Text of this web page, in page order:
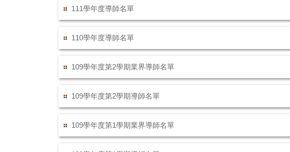
111學年度導師名單
110學年度導師名單
109學年度第2學期業界導師名單
109學年度第2學期導師名單
109學年度第1學期業界導師名單